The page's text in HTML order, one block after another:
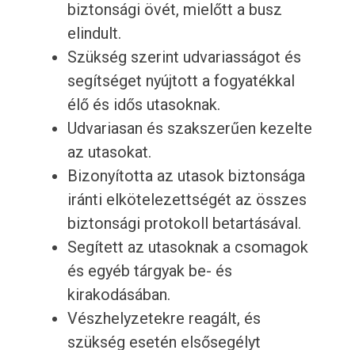
biztonsági övét, mielőtt a busz
elindult.
Szükség szerint udvariasságot és
segítséget nyújtott a fogyatékkal
élő és idős utasoknak.
Udvariasan és szakszerűen kezelte
az utasokat.
Bizonyította az utasok biztonsága
iránti elkötelezettségét az összes
biztonsági protokoll betartásával.
Segített az utasoknak a csomagok
és egyéb tárgyak be- és
kirakodásában.
Vészhelyzetekre reagált, és
szükség esetén elsősegélyt